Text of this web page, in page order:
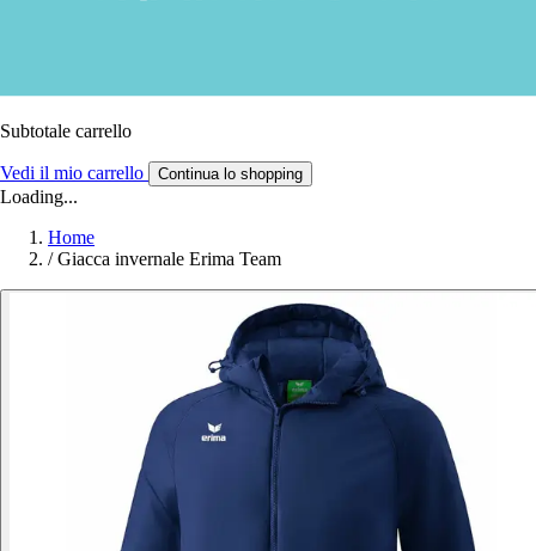
Subtotale carrello
Vedi il mio carrello Continua lo shopping
Loading...
Home
/ Giacca invernale Erima Team